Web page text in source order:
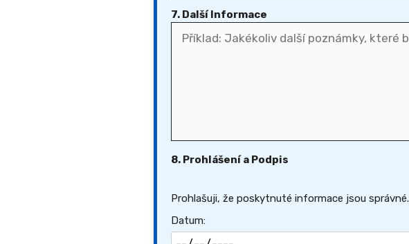
7. Další Informace
8. Prohlášení a Podpis
Prohlašuji, že poskytnuté informace jsou správné.
Datum: